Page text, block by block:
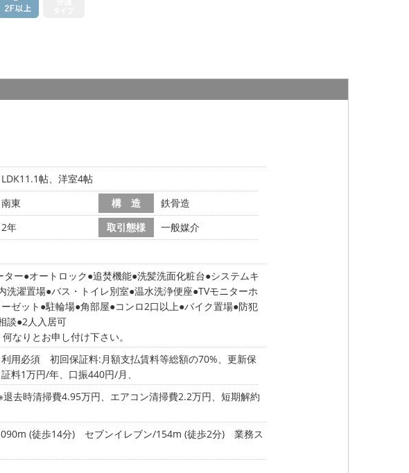
LDK11.1帖、洋室4帖
南東 構 造
鉄骨造
2年 取引態様
一般媒介
ター オートロック 追焚機能 洗髪洗面化粧台 システムキ
洗濯置場 バス・トイレ別室 温水洗浄便座 TVモニターホ
ゼット 駐輪場 角部屋 コンロ2口以上 バイク置場 防犯
談 2人入居可
なりとお申し付け下さい。
利用必須 初回保証料:月額支払賃料等総額の70%、更新保
証料1万円/年、口振440円/月、
去時清掃費4.95万円、エアコン清掃費2.2万円、短期解約
(徒歩14分) セブンイレブン/154m (徒歩2分)
業務ス